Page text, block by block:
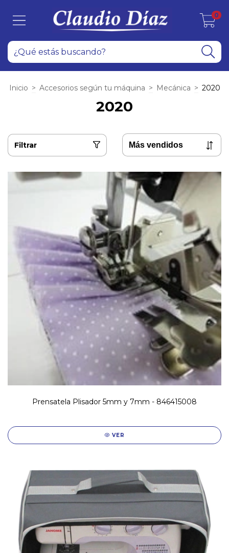
0
Inicio > Accesorios según tu máquina > Mecánica > 2020
2020
Filtrar
Prensatela Plisador 5mm y 7mm - 846415008
VER